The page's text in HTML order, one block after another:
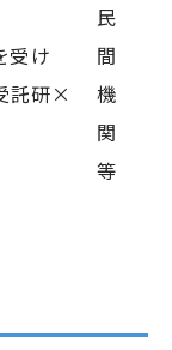
受け
託研×
民
間
機
関
等